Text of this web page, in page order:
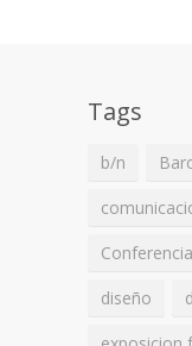
Tags
b/n
diseño